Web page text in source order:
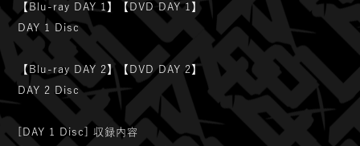
【Blu-ray DAY 1】【DVD DAY 1】
DAY 1 Disc
【Blu-ray DAY 2】【DVD DAY 2】
DAY 2 Disc
[DAY 1 Disc] 収録内容